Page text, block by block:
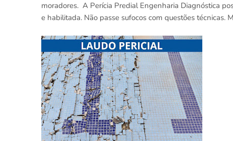
moradores. A Perícia Predial Engenharia Diagnóstica
e habilitada. Não passe sufocos com questões técnicas.